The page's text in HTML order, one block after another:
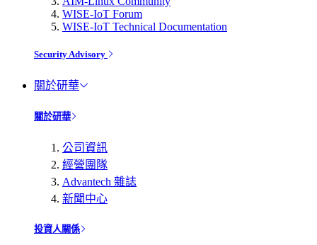
WISE-IoT Forum
WISE-IoT Technical Documentation
Security Advisory
關於研華
關於研華
公司資訊
經營團隊
Advantech 雜誌
新聞中心
投資人關係